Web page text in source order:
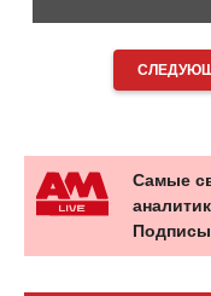
Самые